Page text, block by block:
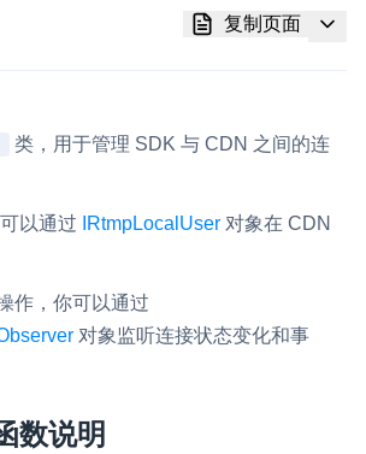
术，实现更强的实时音视频互动功能、更大的可
高并发、可扩展、高可靠的实时消息及状态同步
NEW
v4.2.31
v4.0.1
复制页面
类，用于管理 SDK 与 CDN 之间的连
以通过 IRtmpLocalUser 对象在 CDN
作，你可以通过
对象监听连接状态变化和事
数说明